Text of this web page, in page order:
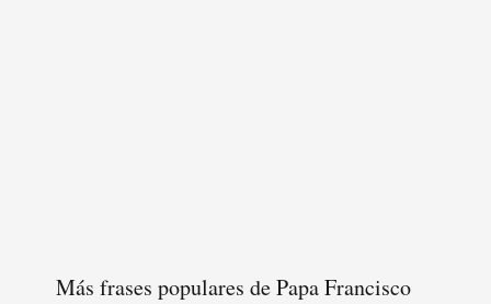
Más frases populares de Papa Francisco